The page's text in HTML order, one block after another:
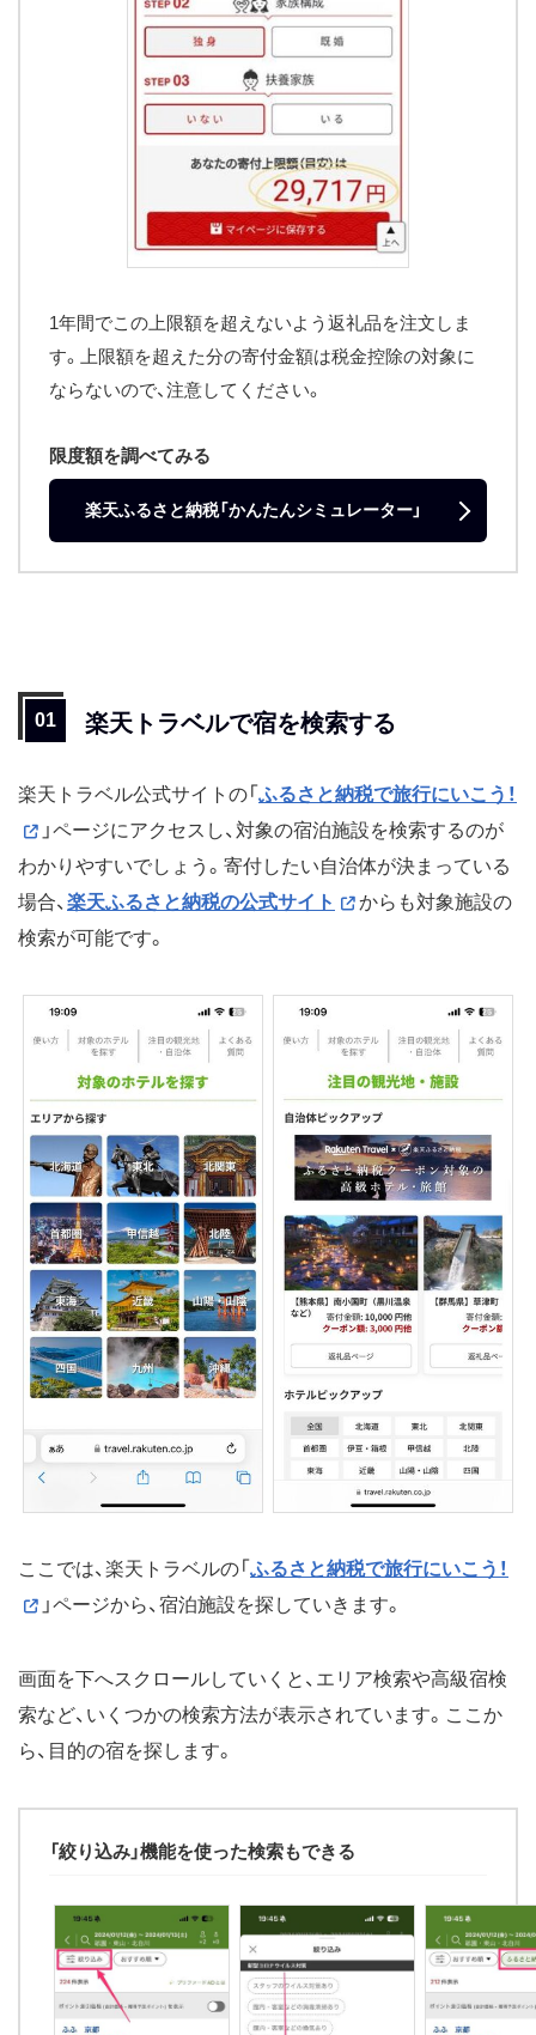
1年間でこの上限額を超えないよう返礼品を注文しま
す。上限額を超えた分の寄付金額は税金控除の対象に
ならないので、注意してください。
限度額を調べてみる
楽天ふるさと納税「かんたんシミュレーター」
楽天トラベルで宿を検索する
楽天トラベル公式サイトの「 ふるさと納税で旅行にいこう！
」ページにアクセスし、対象の宿泊施設を検索するのが
わかりやすいでしょう。寄付したい自治体が決まっている
場合、楽天ふるさと納税の公式サイト
からも対象施設の
検索が可能です。
ここでは、楽天トラベルの「 ふるさと納税で旅行にいこう！
」ページから、宿泊施設を探していきます。
画面を下へスクロールしていくと、エリア検索や高級宿検
索など、いくつかの検索方法が表示されています。ここか
ら、目的の宿を探します。
「絞り込み」機能を使った検索もできる